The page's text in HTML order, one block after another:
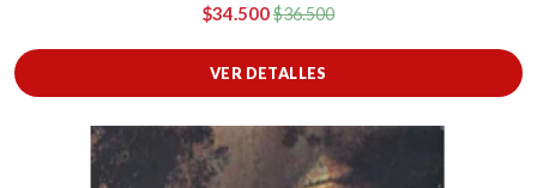
$34.500$36.500
VER DETALLES